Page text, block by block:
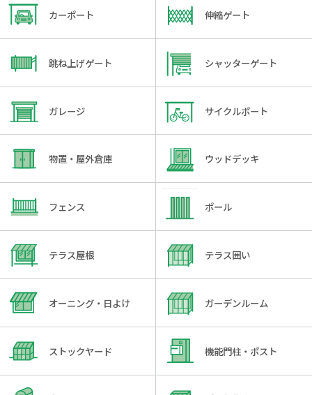
カーポート 伸縮ゲート
跳ね上げゲート シャッターゲート
ガレージ サイクルポート
物置・屋外倉庫 ウッドデッキ
フェンス ポール
テラス屋根 テラス囲い
オーニング・日よけ ガーデンルーム
ストックヤード 機能門柱・ポスト